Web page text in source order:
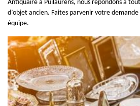
Antiquaire à Puilaurens, nous répondons à
d’objet ancien. Faites parvenir votre
équipe.